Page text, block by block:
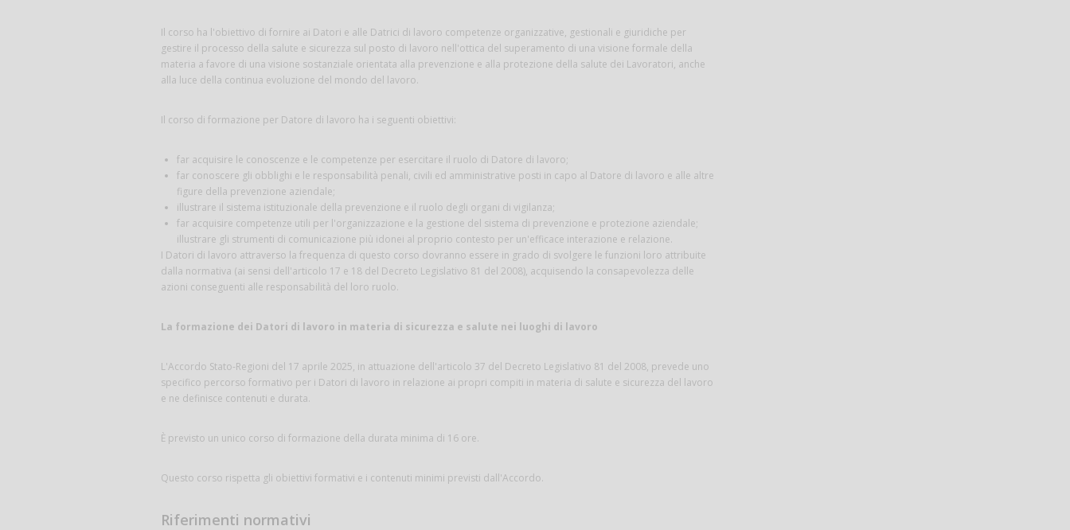
Il corso ha l'obiettivo di fornire ai Datori e alle Datrici di lavoro competenze organizzative, gestionali e giuridiche per
gestire il processo della salute e sicurezza sul posto di lavoro nell'ottica del superamento di una visione formale della
materia a favore di una visione sostanziale orientata alla prevenzione e alla protezione della salute dei Lavoratori, anche
alla luce della continua evoluzione del mondo del lavoro.
Il corso di formazione per Datore di lavoro ha i seguenti obiettivi:
far acquisire le conoscenze e le competenze per esercitare il ruolo di Datore di lavoro;
far conoscere gli obblighi e le responsabilità penali, civili ed amministrative posti in capo al Datore di lavoro e alle altre
figure della prevenzione aziendale;
illustrare il sistema istituzionale della prevenzione e il ruolo degli organi di vigilanza;
far acquisire competenze utili per l'organizzazione e la gestione del sistema di prevenzione e protezione aziendale;
illustrare gli strumenti di comunicazione più idonei al proprio contesto per un'efficace interazione e relazione.
I Datori di lavoro attraverso la frequenza di questo corso dovranno essere in grado di svolgere le funzioni loro attribuite
dalla normativa (ai sensi dell'articolo 17 e 18 del Decreto Legislativo 81 del 2008), acquisendo la consapevolezza delle
azioni conseguenti alle responsabilità del loro ruolo.
La formazione dei Datori di lavoro in materia di sicurezza e salute nei luoghi di lavoro
L'Accordo Stato-Regioni del 17 aprile 2025, in attuazione dell'articolo 37 del Decreto Legislativo 81 del 2008, prevede uno
specifico percorso formativo per i Datori di lavoro in relazione ai propri compiti in materia di salute e sicurezza del lavoro
e ne definisce contenuti e durata.
È previsto un unico corso di formazione della durata minima di 16 ore.
Questo corso rispetta gli obiettivi formativi e i contenuti minimi previsti dall'Accordo.
Riferimenti normativi